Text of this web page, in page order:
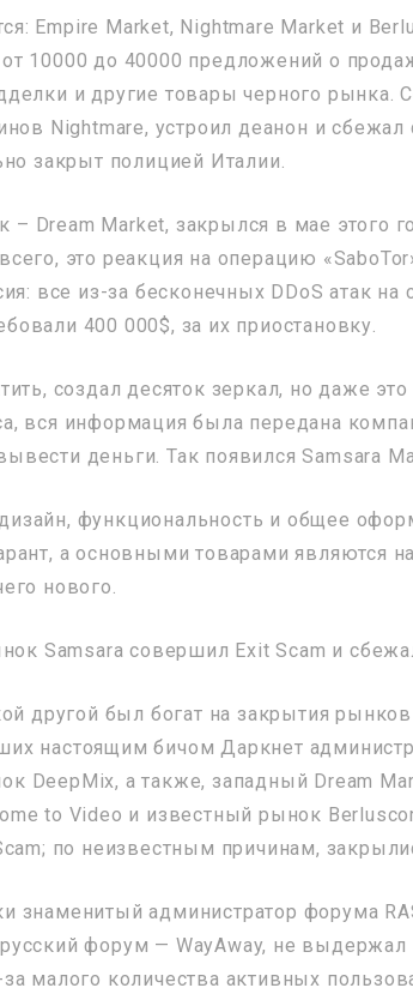
Empire Market, Nightmare Market и
10000 до 40000 предложений о
и другие товары черного рынка.
Nightmare, устроил деанон и сбежал
закрыт полицией Италии.
Dream Market, закрылся в мае этого
это реакция на операцию
все из-за бесконечных DDoS атак
400 000$, за их приостановку.
создал десяток зеркал, но даже
вся информация была передана
деньги. Так появился Samsara
функциональность и общее
а основными товарами являются
нового.
Samsara совершил Exit Scam и
другой был богат на закрытия
настоящим бичом Даркнет
DeepMix, а также, западный Dream
to Video и известный рынок
по неизвестным причинам,
знаменитый администратор форума
форум — WayAway, не выдержал
малого количества активных